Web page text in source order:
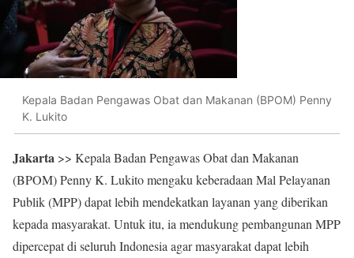
Kepala Badan Pengawas Obat dan Makanan (BPOM) Penny
K. Lukito
Jakarta >> Kepala Badan Pengawas Obat dan Makanan
(BPOM) Penny K. Lukito mengaku keberadaan Mal Pelayanan
Publik (MPP) dapat lebih mendekatkan layanan yang diberikan
kepada masyarakat. Untuk itu, ia mendukung pembangunan MPP
dipercepat di seluruh Indonesia agar masyarakat dapat lebih